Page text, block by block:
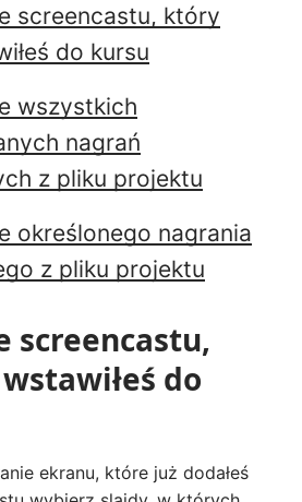
screencastu, który
do kursu
wszystkich
nagrań
z pliku projektu
określonego nagrania
z pliku projektu
screencastu,
do
ekranu, które już dodałeś